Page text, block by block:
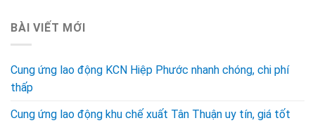
BÀI VIẾT MỚI
Cung ứng lao động KCN Hiệp Phước nhanh chóng, chi phí
thấp
Cung ứng lao động khu chế xuất Tân Thuận uy tín, giá tốt